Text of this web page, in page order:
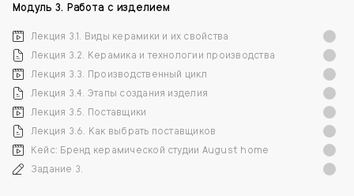
Модуль 3. Работа с изделием
Лекция 3.1. Виды керамики и их свойства
Лекция 3.2. Керамика и технологии производства
Лекция 3.3. Производственный цикл
Лекция 3.4. Этапы создания изделия
Лекция 3.5. Поставщики
Лекция 3.6. Как выбрать поставщиков
Кейс: Бренд керамической студии August home
Задание 3.